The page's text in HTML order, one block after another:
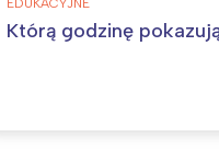
Którą godzinę